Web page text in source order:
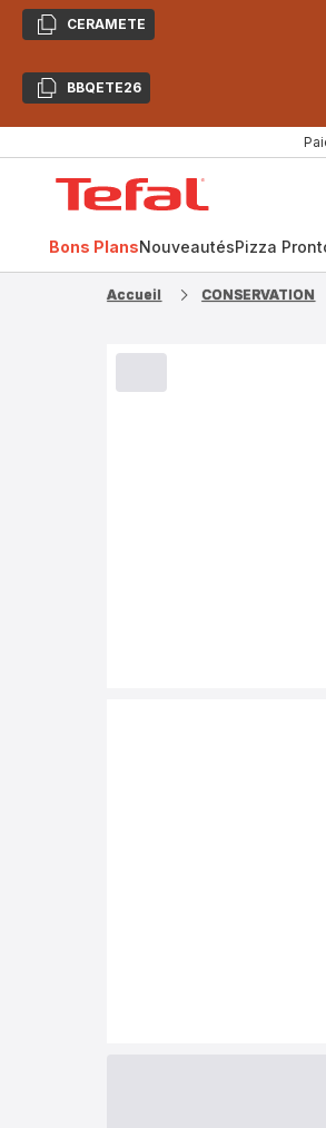
CopierCERAMETE
CopierBBQETE26
Bons PlansNouveautésPizza
Accueil CONSERVATION